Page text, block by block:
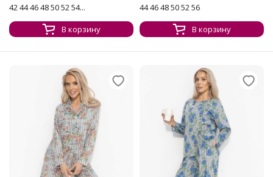
42 44 46 48 50 52 54...
В корзину
44 46 48 50 52 56
В корзину